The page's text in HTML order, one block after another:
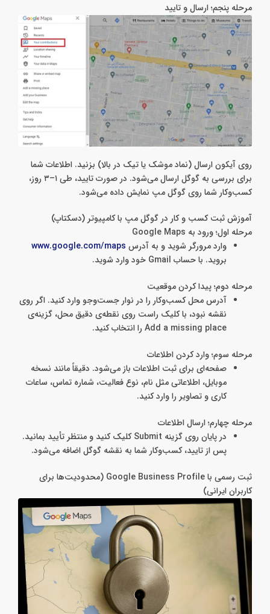
مرحله پنجم؛ ارسال و تایید
روی آیکون ارسال (نماد موشک یا تیک در بالا) بزنید. اطلاعات شما
برای بررسی به گوگل ارسال می‌شود. در صورت تایید، طی ۱–۳ روز،
کسب‌وکار شما روی گوگل مپ نمایش داده می‌شود.
آموزش ثبت کسب و کار در گوگل مپ با کامپیوتر (دسکتاپ)
مرحله اول؛ ورود به Google Maps
وارد مرورگر شوید و به آدرس www.google.com/maps
بروید. با حساب Gmail خود وارد شوید.
مرحله دوم؛ پیدا کردن موقعیت
آدرس محل کسب‌وکار را در نوار جست‌وجو وارد کنید. اگر روی
نقشه نبود، با کلیک راست روی نقطه‌ی دقیق محل، گزینه‌ی
Add a missing place را انتخاب کنید.
مرحله سوم؛ وارد کردن اطلاعات
صفحه‌ای برای ثبت اطلاعات باز می‌شود. دقیقاً مانند نسخه
موبایل، اطلاعاتی مثل نام، نوع فعالیت، شماره تماس، ساعات
کاری و تصاویر را وارد کنید.
مرحله چهارم؛ ارسال اطلاعات
در پایان روی گزینه Submit کلیک کنید و منتظر تأیید بمانید.
پس از تایید، کسب‌وکار شما به نقشه گوگل اضافه می‌شود.
ثبت رسمی با Google Business Profile (محدودیت‌ها برای
کاربران ایرانی)